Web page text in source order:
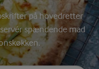
på hovedretter
spændende mad